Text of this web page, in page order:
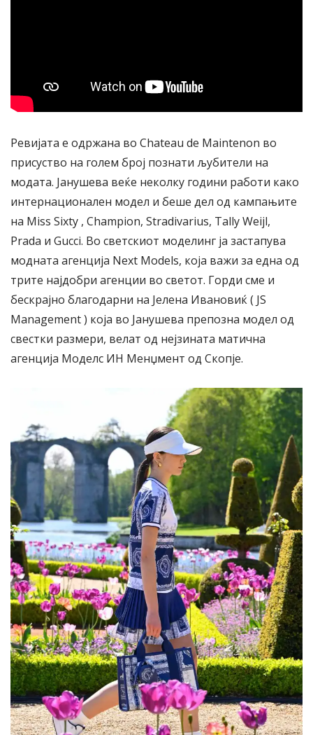
Ревијата е одржана во Chateau de Maintenon во
присуство на голем број познати љубители на
модата. Јанушева веќе неколку години работи како
интернационален модел и беше дел од кампањите
на Miss Sixty , Champion, Stradivarius, Tally Weijl,
Prada и Gucci. Во светскиот моделинг ја застапува
модната агенција Next Models, која важи за една од
трите најдобри агенции во светот. Горди сме и
бескрајно благодарни на Јелена Ивановиќ ( JS
Management ) која во Јанушева препозна модел од
свестки размери, велат од нејзината матична
агенција Моделс ИН Менџмент од Скопје.